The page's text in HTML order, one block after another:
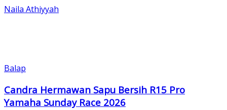
Naila Athiyyah
Balap
Candra Hermawan Sapu Bersih R15 Pro
Yamaha Sunday Race 2026